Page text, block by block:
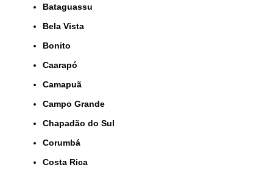
Bataguassu
Bela Vista
Bonito
Caarapó
Camapuã
Campo Grande
Chapadão do Sul
Corumbá
Costa Rica